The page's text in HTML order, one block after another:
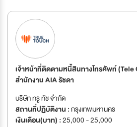
เจ้าหน้าที่ติดตามหนี้สินทางโทรศัพท์ (Tele
สำนักงาน AIA รัชดา
บริษัท ทรู ทัช จำกัด
สถานที่ปฏิบัติงาน :กรุงเทพมหานคร
เงินเดือน(บาท) :25,000 - 25,000